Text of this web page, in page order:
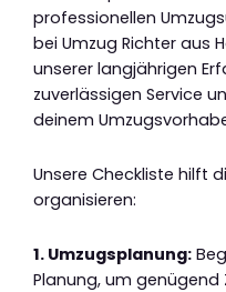
professionellen
bei Umzug Richter aus
unserer langjährigen
zuverlässigen Service
deinem
Unsere Checkliste hilft
organisieren:
1. Umzugsplanung:
Planung, um